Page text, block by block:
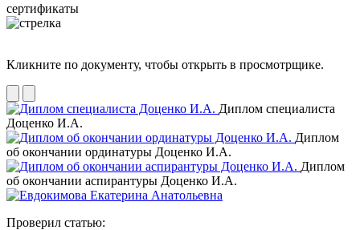
сертификаты
Кликните по документу, чтобы открыть в просмотрщике.
Диплом специалиста
Доценко И.А.
Диплом
об окончании ординатуры Доценко И.А.
Диплом
об окончании аспирантуры Доценко И.А.
Проверил статью: